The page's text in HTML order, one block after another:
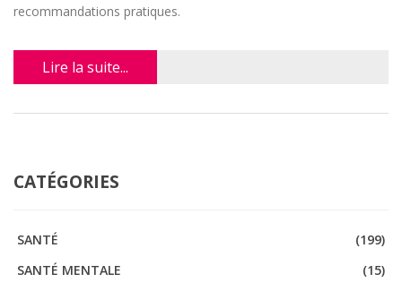
recommandations pratiques.
Lire la suite...
CATÉGORIES
SANTÉ
(199)
SANTÉ MENTALE
(15)